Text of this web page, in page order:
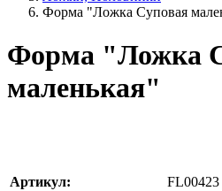
Форма "Ложка Суповая
Форма "Ложка
маленькая"
Артикул:
FL00423